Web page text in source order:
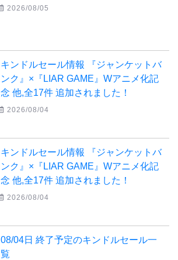
2026/08/05
キンドルセール情報 『ジャンケットバ
ンク』×『LIAR GAME』Wアニメ化記
念 他,全17件 追加されました！
2026/08/04
キンドルセール情報 『ジャンケットバ
ンク』×『LIAR GAME』Wアニメ化記
念 他,全17件 追加されました！
2026/08/04
08/04日 終了予定のキンドルセール一
覧